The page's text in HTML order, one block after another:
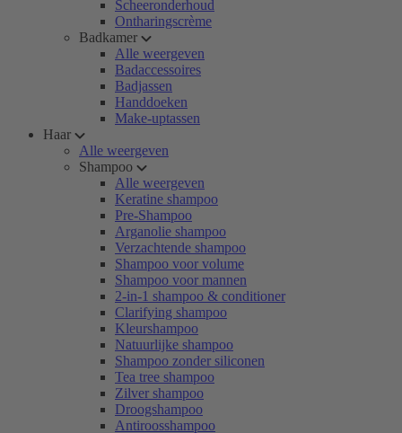
Scheeronderhoud
Ontharingscrème
Badkamer
Alle weergeven
Badaccessoires
Badjassen
Handdoeken
Make-uptassen
Haar
Alle weergeven
Shampoo
Alle weergeven
Keratine shampoo
Pre-Shampoo
Arganolie shampoo
Verzachtende shampoo
Shampoo voor volume
Shampoo voor mannen
2-in-1 shampoo & conditioner
Clarifying shampoo
Kleurshampoo
Natuurlijke shampoo
Shampoo zonder siliconen
Tea tree shampoo
Zilver shampoo
Droogshampoo
Antiroosshampoo